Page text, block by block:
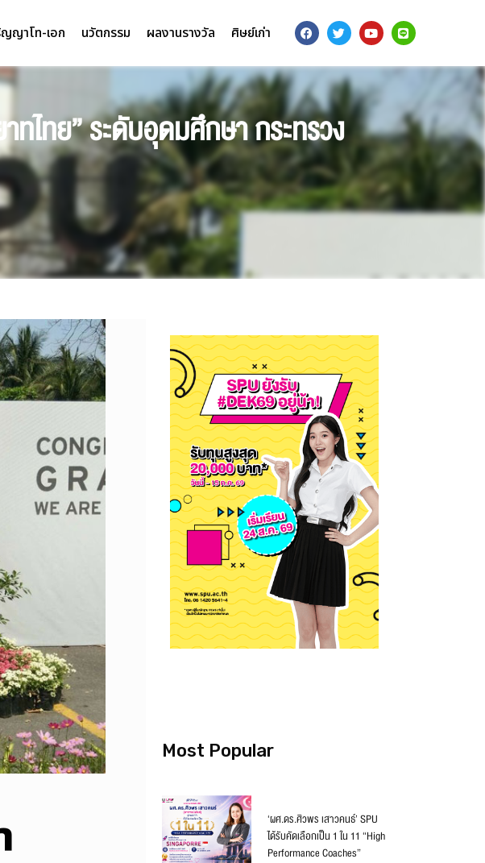
ญาโท-เอก นวัตกรรม ผลงานรางวัล ศิษย์เก่า
ทไทย” ระดับอุดมศึกษา กระทรวง
Most Popular
‘ผศ.ดร.ศิวพร เสาวคนธ์’ SPU
ได้รับคัดเลือกเป็น 1 ใน 11 “High
Performance Coaches”